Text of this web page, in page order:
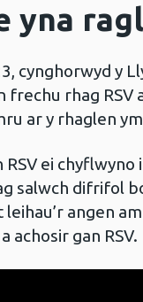
yna
cynghorwyd y
frechu rhag RSV
ar y rhaglen
RSV ei
salwch difrifol
angen
achosir gan RSV.